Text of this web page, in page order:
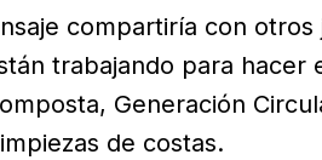
compartiría con otros
trabajando para hacer
Generación
de costas.